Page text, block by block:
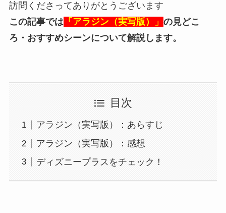
訪問くださってありがとうございます
この記事では「アラジン（実写版）」 の見どこ
ろ ・おすすめシーンについて解説します。
目次
アラジン（実写版）：あらすじ
アラジン（実写版）：感想
ディズニープラスをチェック！